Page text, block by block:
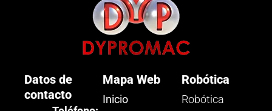
Datos de
contacto
Mapa Web
Inicio
Robótica
Robótica